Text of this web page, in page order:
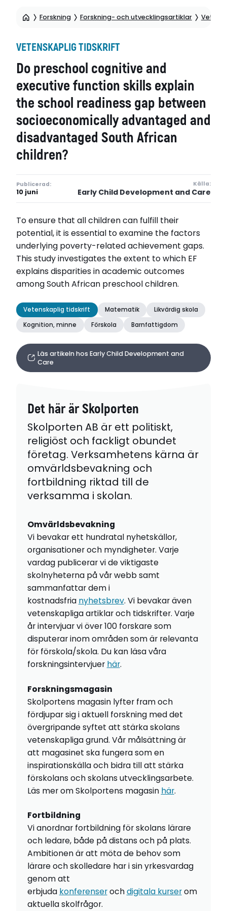
Forskning Forskning- och utvecklingsartiklar
VETENSKAPLIG TIDSKRIFT
Do preschool cognitive and
executive function skills explain
the school readiness gap between
socioeconomically advantaged and
disadvantaged South African
children?
Publicerad:
10 juni
Källa:
Early Child Development and Care
To ensure that all children can fulfill their
potential, it is essential to examine the factors
underlying poverty-related achievement gaps.
This study investigates the extent to which EF
explains disparities in academic outcomes
among South African preschool children.
Vetenskaplig tidskrift Matematik
Likvärdig skola
Kognition, minne
Förskola Barnfattigdom
Läs artikeln hos Early Child Development and
Care
Det här är Skolporten
Skolporten AB är ett politiskt,
religiöst och fackligt obundet
företag. Verksamhetens kärna är
omvärldsbevakning och
fortbildning riktad till de
verksamma i skolan.
Omvärldsbevakning
Vi bevakar ett hundratal nyhetskällor,
organisationer och myndigheter. Varje
vardag publicerar vi de viktigaste
skolnyheterna på vår webb samt
sammanfattar dem i
kostnadsfria nyhetsbrev. Vi bevakar även
vetenskapliga artiklar och tidskrifter. Varje
år intervjuar vi över 100 forskare som
disputerar inom områden som är relevanta
för förskola/skola. Du kan läsa våra
forskningsintervjuer här.
Forskningsmagasin
Skolportens magasin lyfter fram och
fördjupar sig i aktuell forskning med det
övergripande syftet att stärka skolans
vetenskapliga grund. Vår målsättning är
att magasinet ska fungera som en
inspirationskälla och bidra till att stärka
förskolans och skolans utvecklingsarbete.
Läs mer om Skolportens magasin här.
Fortbildning
Vi anordnar fortbildning för skolans lärare
och ledare, både på distans och på plats.
Ambitionen är att möta de behov som
lärare och skolledare har i sin yrkesvardag
genom att
erbjuda konferenserochdigitala kurserom
aktuella skolfrågor.